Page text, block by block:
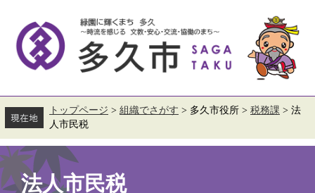
す。
し
て
へ
トップページ > 組織でさがす > 多久市役所 > 税務課 > 法
人市民税
本
文
法人市民税